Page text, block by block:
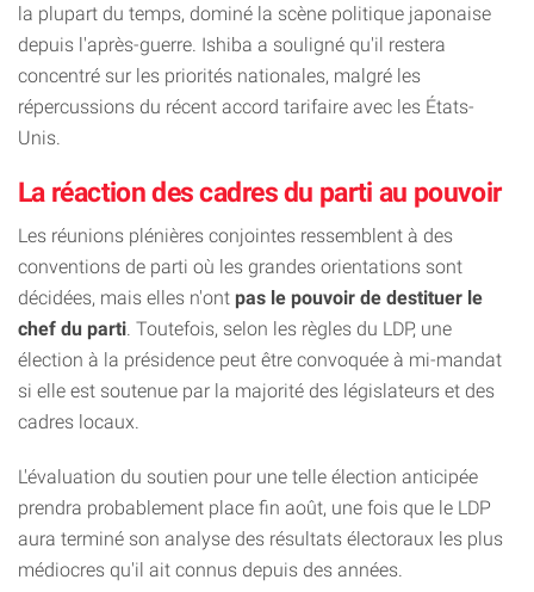
la plupart du temps, dominé la scène politique japonaise
depuis l'après-guerre. Ishiba a souligné qu'il restera
concentré sur les priorités nationales, malgré les
répercussions du récent accord tarifaire avec les États-
Unis.
La réaction des cadres du parti au pouvoir
Les réunions plénières conjointes ressemblent à des
conventions de parti où les grandes orientations sont
décidées, mais elles n'ont pas le pouvoir de destituer le
chef du parti . Toutefois, selon les règles du LDP, une
élection à la présidence peut être convoquée à mi-mandat
si elle est soutenue par la majorité des législateurs et des
cadres locaux.
L'évaluation du soutien pour une telle élection anticipée
prendra probablement place fin août, une fois que le LDP
aura terminé son analyse des résultats électoraux les plus
médiocres qu'il ait connus depuis des années.